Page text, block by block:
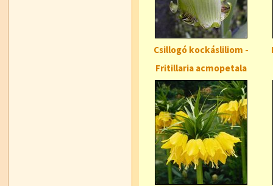
Csillogó kockásliliom -
Fritillaria acmopetala